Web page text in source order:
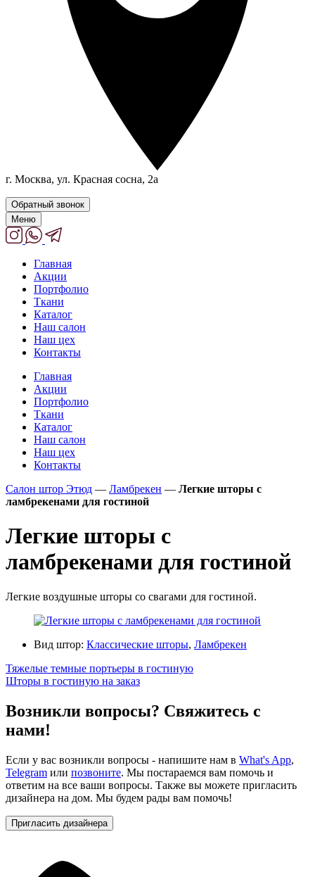
г. Москва, ул. Красная сосна, 2а
Обратный звонок
Меню
Главная
Акции
Портфолио
Ткани
Каталог
Наш салон
Наш цех
Контакты
Главная
Акции
Портфолио
Ткани
Каталог
Наш салон
Наш цех
Контакты
Салон штор Этюд — Ламбрекен — Легкие шторы с
ламбрекенами для гостиной
Легкие шторы с
ламбрекенами для гостиной
Легкие воздушные шторы со свагами для гостиной.
Вид штор: Классические шторы, Ламбрекен
Тяжелые темные портьеры в гостиную
Шторы в гостиную на заказ
Возникли вопросы? Свяжитесь с
нами!
Если у вас возникли вопросы - напишите нам в What's App,
Telegram или позвоните. Мы постараемся вам помочь и
ответим на все ваши вопросы. Также вы можете пригласить
дизайнера на дом. Мы будем рады вам помочь!
Пригласить дизайнера